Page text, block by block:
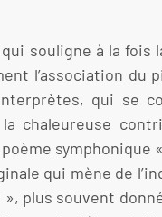
souligne à la
l’association du
qui se
chaleureuse
symphonique
qui mène de
plus souvent